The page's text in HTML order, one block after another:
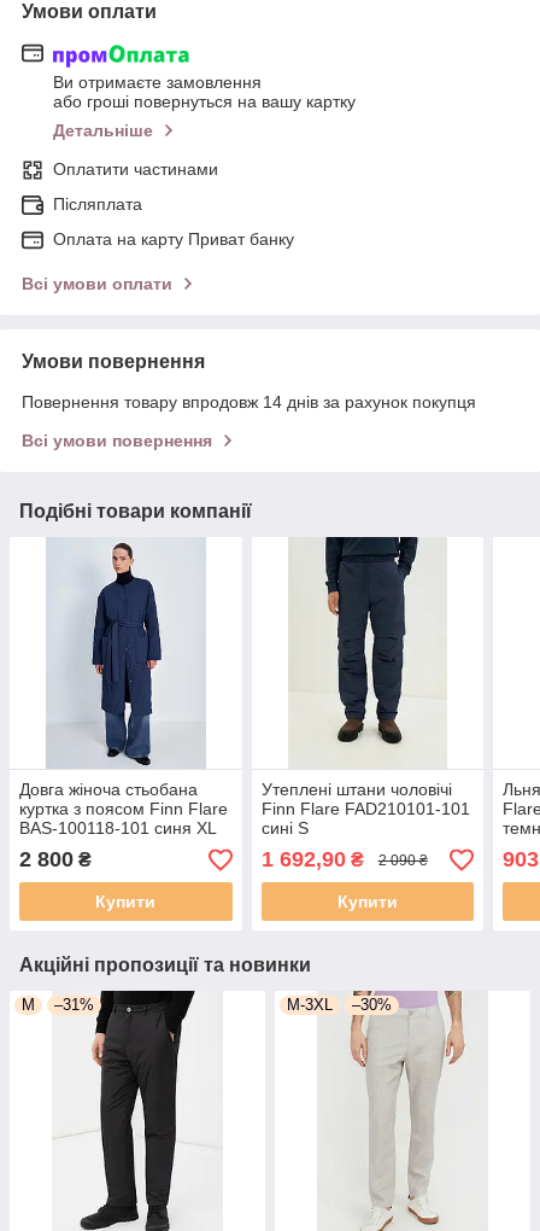
Умови оплати
Ви отримаєте замовлення
або гроші повернуться на вашу картку
Детальніше
Оплатити частинами
Післяплата
Оплата на карту Приват банку
Всі умови оплати
Умови повернення
Повернення товару впродовж 14 днів за рахунок покупця
Всі умови повернення
Подібні товари компанії
Довга жіноча стьобана
куртка з поясом Finn Flare
BAS-100118-101 синя XL
2 800 ₴
Купити
Утеплені штани чоловічі
Finn Flare FAD210101-101
сині S
1 692,90₴ 2 090 ₴
Купити
903
Акційні пропозиції та новинки
M –31% M-3XL –30%